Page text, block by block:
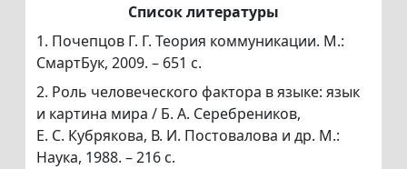
Список литературы
1. Почепцов Г. Г. Теория коммуникации. М.:
СмартБук, 2009. – 651 с.
2. Роль человеческого фактора в языке: язык
и картина мира / Б. А. Серебреников,
Е. С. Кубрякова, В. И. Постовалова и др. М.:
Наука, 1988. – 216 с.